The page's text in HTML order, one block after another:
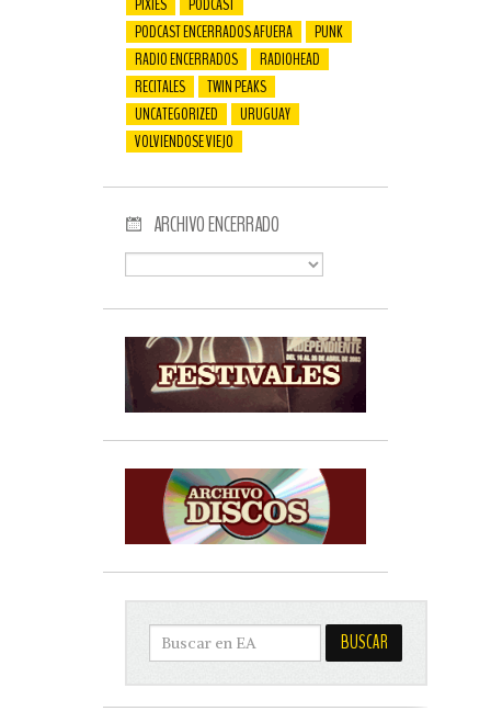
PIXIES
PODCAST
PODCAST ENCERRADOS AFUERA
PUNK
RADIO ENCERRADOS
RADIOHEAD
RECITALES
TWIN PEAKS
UNCATEGORIZED
URUGUAY
VOLVIENDOSE VIEJO
ARCHIVO ENCERRADO